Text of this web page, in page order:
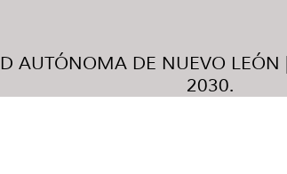
AUTÓNOMA DE NUEVO
2030.